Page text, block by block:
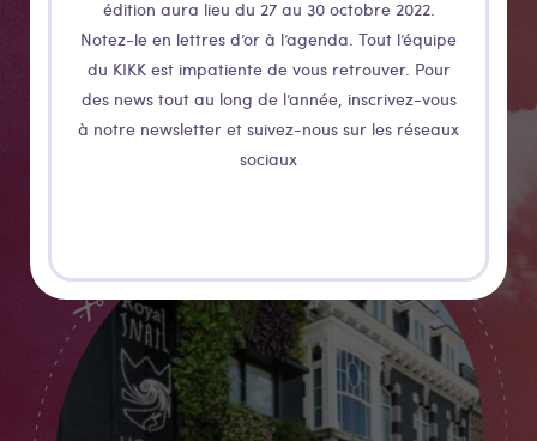
édition aura lieu du 27 au 30 octobre 2022.
Notez-le en lettres d’or à l’agenda. Tout l’équipe
du KIKK est impatiente de vous retrouver. Pour
des news tout au long de l’année, inscrivez-vous
à notre newsletter et suivez-nous sur les réseaux
sociaux
Libia vélo !